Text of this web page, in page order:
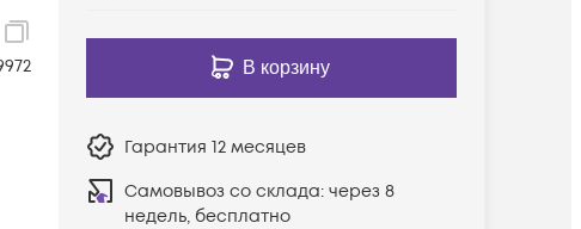
В корзину
Гарантия 12 месяцев
Самовывоз со склада: через 8
недель, бесплатно